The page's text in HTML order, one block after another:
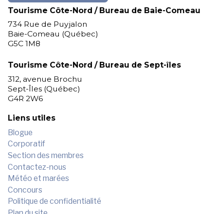
Tourisme Côte-Nord / Bureau de Baie-Comeau
734 Rue de Puyjalon
Baie-Comeau (Québec)
G5C 1M8
Tourisme Côte-Nord / Bureau de Sept-îles
312, avenue Brochu
Sept-Îles (Québec)
G4R 2W6
Liens utiles
Blogue
Corporatif
Section des membres
Contactez-nous
Météo et marées
Concours
Politique de confidentialité